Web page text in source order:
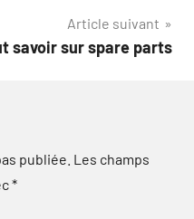
Article suivant
savoir sur spare parts
publiée. Les champs
*